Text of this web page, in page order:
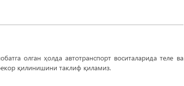
олган ҳолда автотранспорт воситаларида теле ва
қилинишини таклиф қиламиз.